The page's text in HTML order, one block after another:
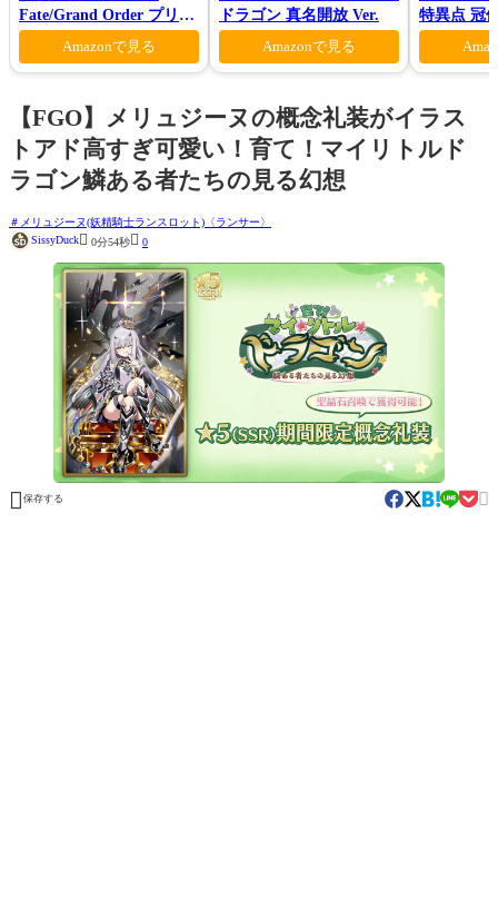
Fate/Grand Order プリテ
ンダー/オベロン 爽やかサ
マー・プリンスVer.
Amazonで見る
ドラゴン 真名開放 Ver.
Amazonで見る
特異点 冠
モン-(完全
【FGO】メリュジーヌの概念礼装がイラス
トアド高すぎ可愛い！育て！マイリトルド
ラゴン鱗ある者たちの見る幻想
メリュジーヌ(妖精騎士ランスロット)〈ランサー〉
SissyDuck 0分54秒 0
 保存する 